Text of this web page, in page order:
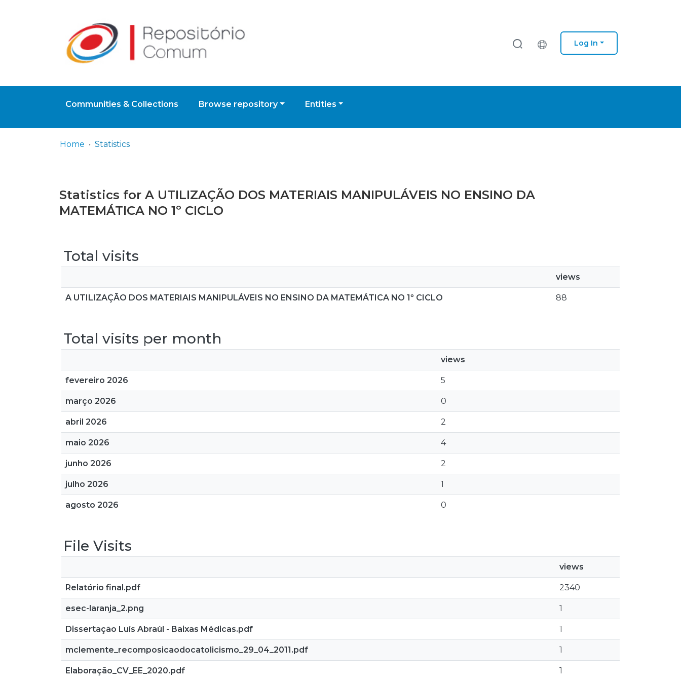
Log In
Communities & Collections Browse repository Entities
Home Statistics
Statistics for A UTILIZAÇÃO DOS MATERIAIS MANIPULÁVEIS NO ENSINO DA
MATEMÁTICA NO 1º CICLO
Total visits
views
A UTILIZAÇÃO DOS MATERIAIS MANIPULÁVEIS NO ENSINO DA MATEMÁTICA NO 1º CICLO 88
Total visits per month
views
fevereiro 2026 5
março 2026 0
abril 2026 2
maio 2026 4
junho 2026 2
julho 2026 1
agosto 2026 0
File Visits
views
Relatório final.pdf 2340
esec-laranja_2.png 1
Dissertação Luís Abraúl - Baixas Médicas.pdf 1
mclemente_recomposicaodocatolicismo_29_04_2011.pdf 1
Elaboração_CV_EE_2020.pdf 1